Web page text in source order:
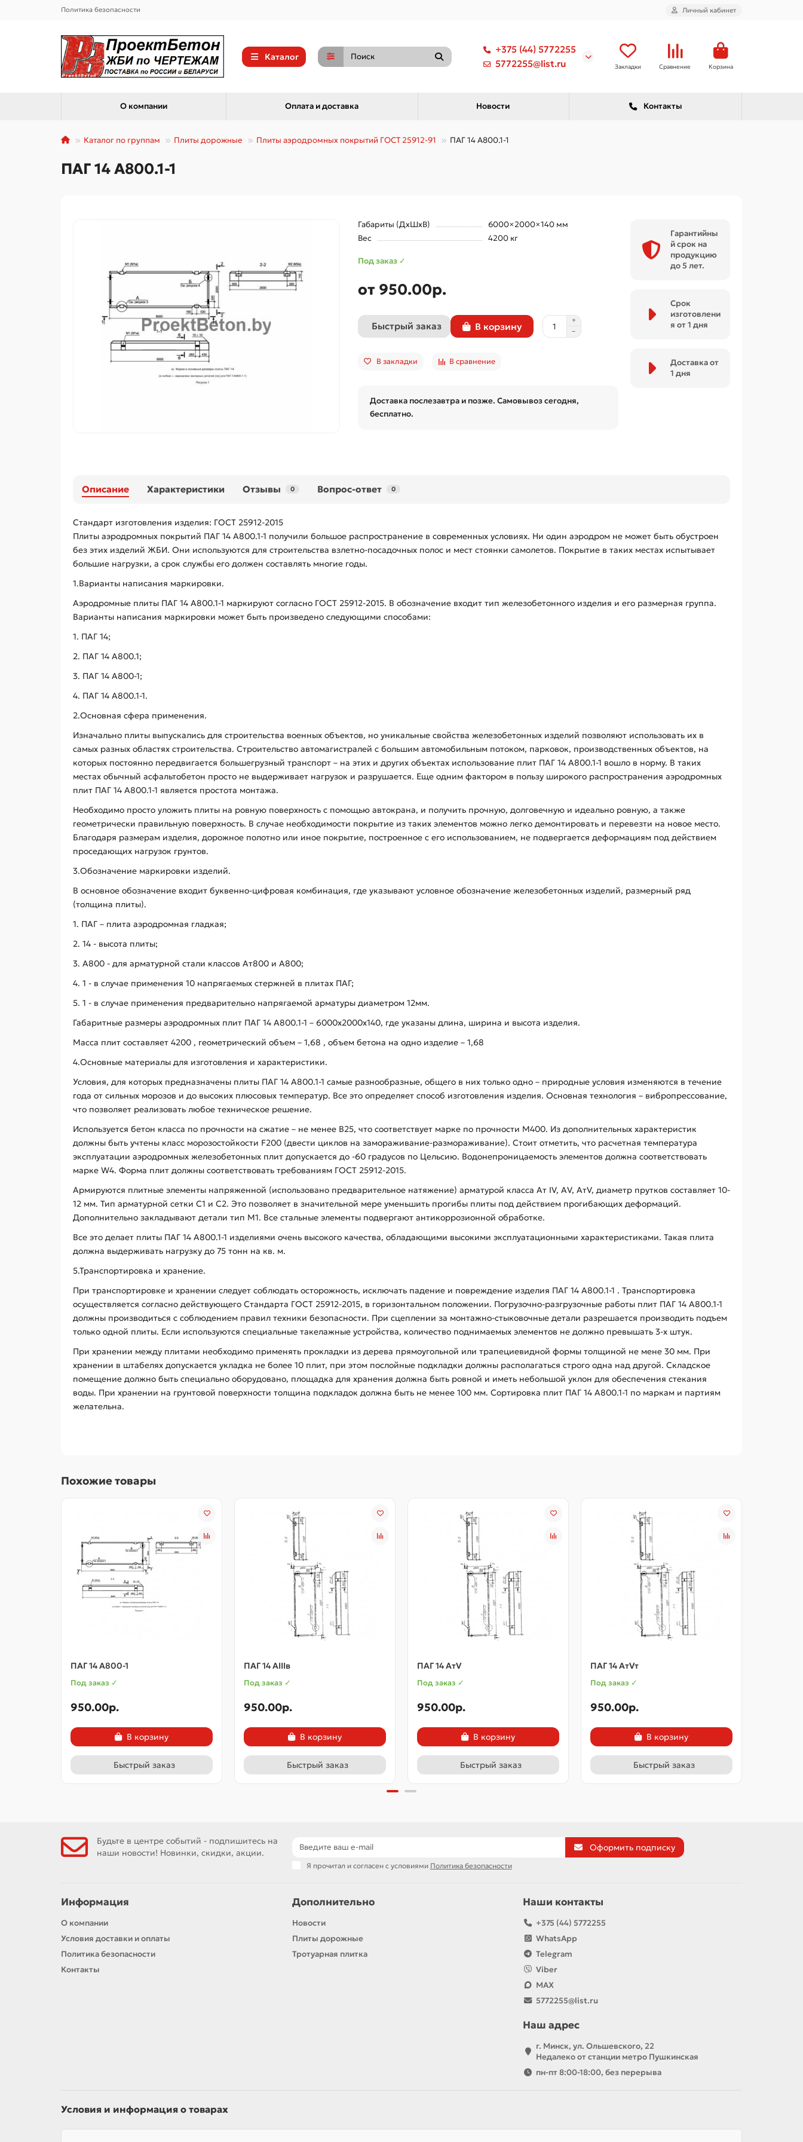
Политика безопасности Личный кабинет
Каталог
+375 (44) 5772255
5772255@list.ru
Закладки Сравнение Корзина
О компании Оплата и доставка Новости Контакты
Каталог по группам Плиты дорожные Плиты аэродромных покрытий ГОСТ 25912-91 ПАГ 14 А800.1-1
ПАГ 14 А800.1-1
Габариты (ДхШхВ)
6000×2000×140 мм
Вес
4200 кг
Под заказ ✓
от 950.00p.
В корзину
Быстрый заказ
В закладки В сравнение
Доставка послезавтра и позже. Самовывоз сегодня,
бесплатно.
Гарантийны
й срок на
продукцию
до 5 лет.
Срок
изготовлени
я от 1 дня
Доставка от
1 дня
Описание Характеристики Отзывы 0 Вопрос-ответ 0
Стандарт изготовления изделия: ГОСТ 25912-2015
Плиты аэродромных покрытий ПАГ 14 А800.1-1 получили большое распространение в современных условиях. Ни один аэродром не может быть обустроен
без этих изделий ЖБИ. Они используются для строительства взлетно-посадочных полос и мест стоянки самолетов. Покрытие в таких местах испытывает
большие нагрузки, а срок службы его должен составлять многие годы.
1.Варианты написания маркировки.
Аэродромные плиты ПАГ 14 А800.1-1 маркируют согласно ГОСТ 25912-2015. В обозначение входит тип железобетонного изделия и его размерная группа.
Варианты написания маркировки может быть произведено следующими способами:
1. ПАГ 14;
2. ПАГ 14 А800.1;
3. ПАГ 14 А800-1;
4. ПАГ 14 А800.1-1.
2.Основная сфера применения.
Изначально плиты выпускались для строительства военных объектов, но уникальные свойства железобетонных изделий позволяют использовать их в
самых разных областях строительства. Строительство автомагистралей с большим автомобильным потоком, парковок, производственных объектов, на
которых постоянно передвигается большегрузный транспорт – на этих и других объектах использование плит ПАГ 14 А800.1-1 вошло в норму. В таких
местах обычный асфальтобетон просто не выдерживает нагрузок и разрушается. Еще одним фактором в пользу широкого распространения аэродромных
плит ПАГ 14 А800.1-1 является простота монтажа.
Необходимо просто уложить плиты на ровную поверхность с помощью автокрана, и получить прочную, долговечную и идеально ровную, а также
геометрически правильную поверхность. В случае необходимости покрытие из таких элементов можно легко демонтировать и перевезти на новое место.
Благодаря размерам изделия, дорожное полотно или иное покрытие, построенное с его использованием, не подвергается деформациям под действием
проседающих нагрузок грунтов.
3.Обозначение маркировки изделий.
В основное обозначение входит буквенно-цифровая комбинация, где указывают условное обозначение железобетонных изделий, размерный ряд
(толщина плиты).
1. ПАГ – плита аэродромная гладкая;
2. 14 - высота плиты;
3. А800 - для арматурной стали классов Ат800 и А800;
4. 1 - в случае применения 10 напрягаемых стержней в плитах ПАГ;
5. 1 - в случае применения предварительно напрягаемой арматуры диаметром 12мм.
Габаритные размеры аэродромных плит ПАГ 14 А800.1-1 – 6000х2000х140, где указаны длина, ширина и высота изделия.
Масса плит составляет 4200 , геометрический объем – 1,68 , объем бетона на одно изделие – 1,68
4.Основные материалы для изготовления и характеристики.
Условия, для которых предназначены плиты ПАГ 14 А800.1-1 самые разнообразные, общего в них только одно – природные условия изменяются в течение
года от сильных морозов и до высоких плюсовых температур. Все это определяет способ изготовления изделия. Основная технология – вибропрессование,
что позволяет реализовать любое техническое решение.
Используется бетон класса по прочности на сжатие – не менее В25, что соответствует марке по прочности М400. Из дополнительных характеристик
должны быть учтены класс морозостойкости F200 (двести циклов на замораживание-размораживание). Стоит отметить, что расчетная температура
эксплуатации аэродромных железобетонных плит допускается до -60 градусов по Цельсию. Водонепроницаемость элементов должна соответствовать
марке W4. Форма плит должны соответствовать требованиям ГОСТ 25912-2015.
Армируются плитные элементы напряженной (использовано предварительное натяжение) арматурой класса Ат IV, АV, АтV, диаметр прутков составляет 10-
12 мм. Тип арматурной сетки С1 и С2. Это позволяет в значительной мере уменьшить прогибы плиты под действием прогибающих деформаций.
Дополнительно закладывают детали тип М1. Все стальные элементы подвергают антикоррозионной обработке.
Все это делает плиты ПАГ 14 А800.1-1 изделиями очень высокого качества, обладающими высокими эксплуатационными характеристиками. Такая плита
должна выдерживать нагрузку до 75 тонн на кв. м.
5.Транспортировка и хранение.
При транспортировке и хранении следует соблюдать осторожность, исключать падение и повреждение изделия ПАГ 14 А800.1-1 . Транспортировка
осуществляется согласно действующего Стандарта ГОСТ 25912-2015, в горизонтальном положении. Погрузочно-разгрузочные работы плит ПАГ 14 А800.1-1
должны производиться с соблюдением правил техники безопасности. При сцеплении за монтажно-стыковочные детали разрешается производить подъем
только одной плиты. Если используются специальные такелажные устройства, количество поднимаемых элементов не должно превышать 3-х штук.
При хранении между плитами необходимо применять прокладки из дерева прямоугольной или трапециевидной формы толщиной не мене 30 мм. При
хранении в штабелях допускается укладка не более 10 плит, при этом послойные подкладки должны располагаться строго одна над другой. Складское
помещение должно быть специально оборудовано, площадка для хранения должна быть ровной и иметь небольшой уклон для обеспечения стекания
воды. При хранении на грунтовой поверхности толщина подкладок должна быть не менее 100 мм. Сортировка плит ПАГ 14 А800.1-1 по маркам и партиям
желательна.
Похожие товары
ПАГ 14 А800-1
Под заказ ✓
950.00p.
В корзину
Быстрый заказ
ПАГ 14 АIIIв
Под заказ ✓
950.00p.
В корзину
Быстрый заказ
ПАГ 14 АтV
Под заказ ✓
950.00p.
В корзину
Быстрый заказ
ПАГ 14 АтVт
Под заказ ✓
950.00p.
В корзину
Быстрый заказ
Будьте в центре событий - подпишитесь на
наши новости! Новинки, скидки, акции.
Оформить подписку
Я прочитал и согласен с условиями Политика безопасности
Информация
О компании
Условия доставки и оплаты
Политика безопасности
Контакты
Дополнительно
Новости
Плиты дорожные
Тротуарная плитка
Наши контакты
+375 (44) 5772255
WhatsApp
Telegram
Viber
MAX
5772255@list.ru
Наш адрес
г. Минск, ул. Ольшевского, 22
Недалеко от станции метро Пушкинская
пн-пт 8:00-18:00, без перерыва
Условия и информация о товарах